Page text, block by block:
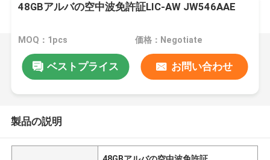
48GBアルバの空中波免許証LIC-AW JW546AAE
MOQ：1pcs 価格：Negotiate
ベストプライス お問い合わせ
製品の説明